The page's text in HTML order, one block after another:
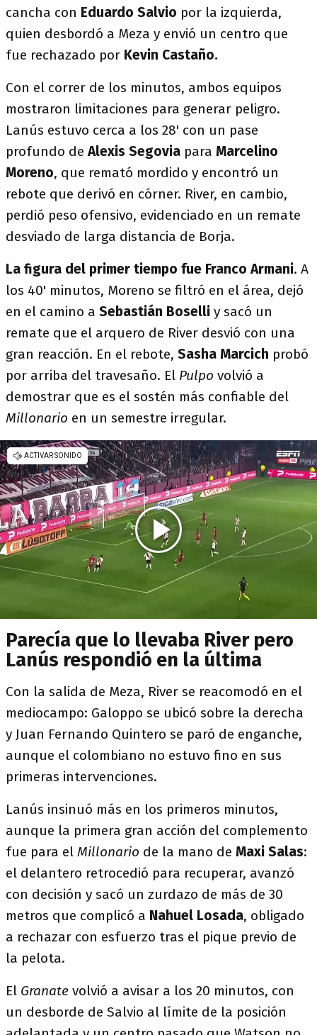
cancha con Eduardo Salvio por la izquierda,
quien desbordó a Meza y envió un centro que
fue rechazado por Kevin Castaño.
Con el correr de los minutos, ambos equipos
mostraron limitaciones para generar peligro.
Lanús estuvo cerca a los 28' con un pase
profundo deAlexis Segovia para Marcelino
Moreno, que remató mordido y encontró un
rebote que derivó en córner. River, en cambio,
perdió peso ofensivo, evidenciado en un remate
desviado de larga distancia de Borja.
La figura del primer tiempo fue Franco Armani. A
los 40' minutos, Moreno se filtró en el área, dejó
en el camino a Sebastián Boselli y sacó un
remate que el arquero de River desvió con una
gran reacción. En el rebote, Sasha Marcich probó
por arriba del travesaño. El Pulpo volvió a
demostrar que es el sostén más confiable del
Millonario en un semestre irregular.
Parecía que lo llevaba River pero
Lanús respondió en la última
Con la salida de Meza, River se reacomodó en el
mediocampo: Galoppo se ubicó sobre la derecha
y Juan Fernando Quintero se paró de enganche,
aunque el colombiano no estuvo fino en sus
primeras intervenciones.
Lanús insinuó más en los primeros minutos,
aunque la primera gran acción del complemento
fue para el Millonario de la mano de Maxi Salas:
el delantero retrocedió para recuperar, avanzó
con decisión y sacó un zurdazo de más de 30
metros que complicó a Nahuel Losada, obligado
a rechazar con esfuerzo tras el pique previo de
la pelota.
El Granate volvió a avisar a los 20 minutos, con
un desborde de Salvio al límite de la posición